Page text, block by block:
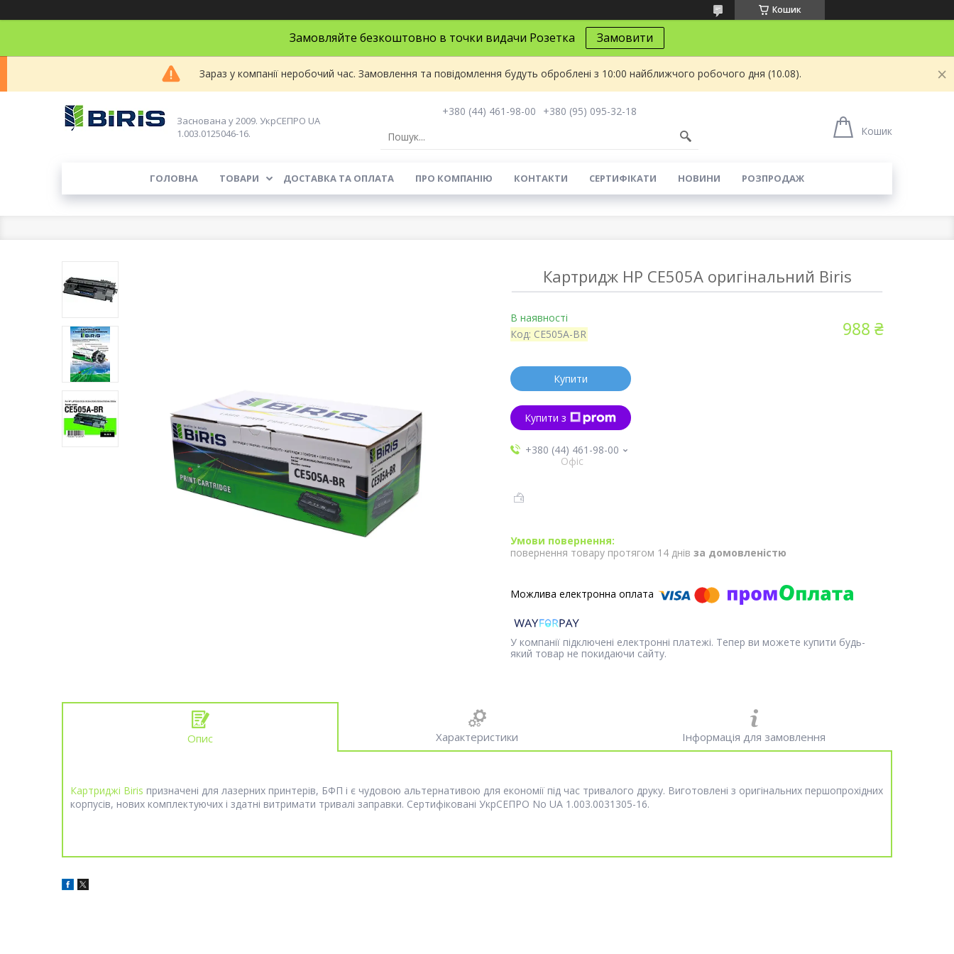
Кошик
Замовляйте безкоштовно в точки видачи Розетка Замовити
Зараз у компанії неробочий час. Замовлення та повідомлення будуть оброблені з 10:00 найближчого робочого дня (10.08).
Заснована у 2009. УкрСЕПРО UA
1.003.0125046-16.
+380 (44) 461-98-00
+380 (95) 095-32-18
Кошик
ГОЛОВНА ТОВАРИ ДОСТАВКА ТА ОПЛАТА ПРО КОМПАНІЮ КОНТАКТИ СЕРТИФІКАТИ НОВИНИ РОЗПРОДАЖ
Картридж HP CE505A оригінальний Biris
В наявності
Код: CE505A-BR 988 ₴
Купити
Купити з
+380 (44) 461-98-00
Офіс
повернення товару протягом 14 днів за домовленістю
У компанії підключені електронні платежі. Тепер ви можете купити будь-
який товар не покидаючи сайту.
Опис Характеристики Інформація для замовлення
Картриджі Biris призначені для лазерних принтерів, БФП і є чудовою альтернативою для економії під час тривалого друку. Виготовлені з оригінальних першопрохідних
корпусів, нових комплектуючих і здатні витримати тривалі заправки. Сертифіковані УкрСЕПРО No UA 1.003.0031305-16.